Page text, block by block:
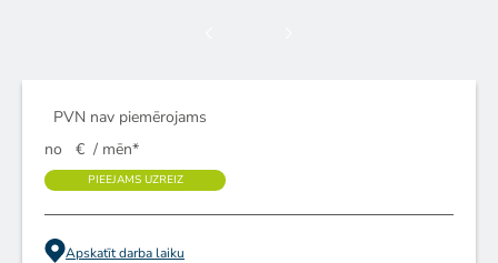
PVN nav piemērojams
no
€ / mēn*
PIEEJAMS UZREIZ
Apskatīt darba laiku